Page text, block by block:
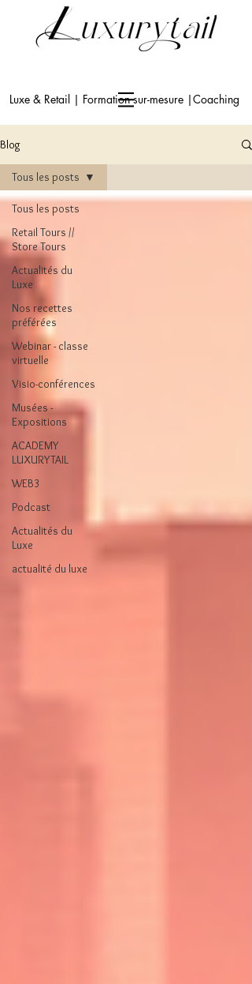
Luxe & Retail | Formation sur-mesure |Coaching
Blog
Tous les posts
Retail Tours //
Store Tours
Actualités du
Luxe
Nos recettes
préférées
Webinar - classe
virtuelle
Visio-conférences
Musées -
Expositions
ACADEMY
LUXURYTAIL
WEB3
Podcast
Actualités du
Luxe
actualité du luxe
Tous les posts